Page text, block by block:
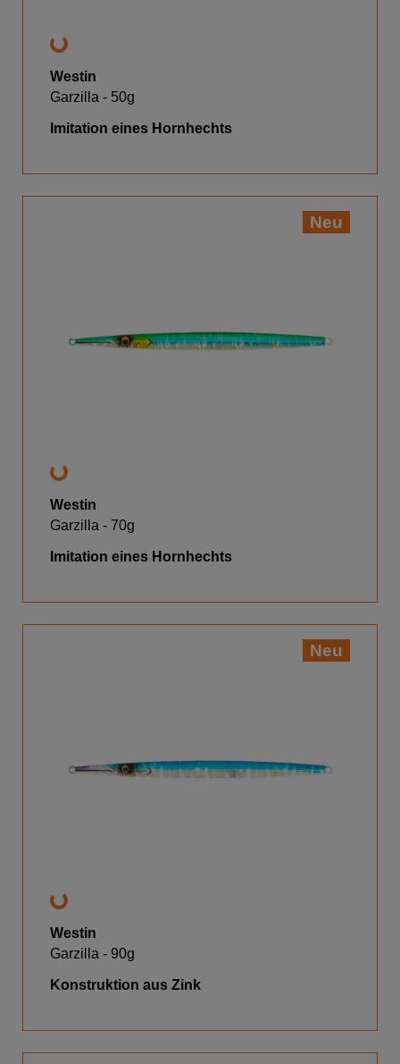
Westin
Garzilla - 50g
Imitation eines Hornhechts
Neu
Westin
Garzilla - 70g
Imitation eines Hornhechts
Neu
Westin
Garzilla - 90g
Konstruktion aus Zink